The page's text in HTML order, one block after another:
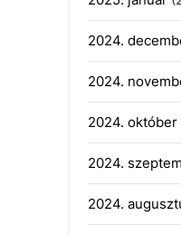
2024.
2024.
2024. október
2024.
2024.